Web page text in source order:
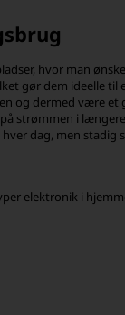
hvor man
gør dem ideelle til
og dermed være
strømmen i
dag, men stadig
elektronik i